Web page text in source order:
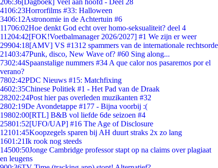
206:36[Dagboek] Veel aan hoofd - Deel 28
4106:23Horrorfilms #33: Halloween
3406:12Astronomie in de Achtertuin #6
11706:02Hoe denkt God echt over homo-seksualiteit? deel 4
11204:42[FOK!Voetbalmanager 2026/2027] #1 We zijn er weer
29904:18[AMV] VS #1312 spammers van de internationale rechtsorde
21403:47Punk, disco, New Wave of? #60 Sing along...
7302:44Spaanstalige nummers #34 A que calor nos pasaremos por el
verano?
7802:42PDC Nieuws #15: Matchfixing
4602:35Chinese Politiek #1 - Het Pad van de Draak
28202:24Post hier pas overleden muzikanten #32
2802:19De Avondetappe #177 - Bijna voorbij :(
19802:00[RTL] B&B vol liefde 6de seizoen #4
25801:52[UFO/UAP] #16 The Age of Disclosure
12101:45Koopzegels sparen bij AH duurt straks 2x zo lang
1601:21Ik rook nog steeds
14500:50Jonge Cambridge professor stapt op na claims over plagiaat
en leugens